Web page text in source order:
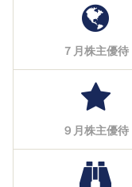
７月株主優待
９月株主優待